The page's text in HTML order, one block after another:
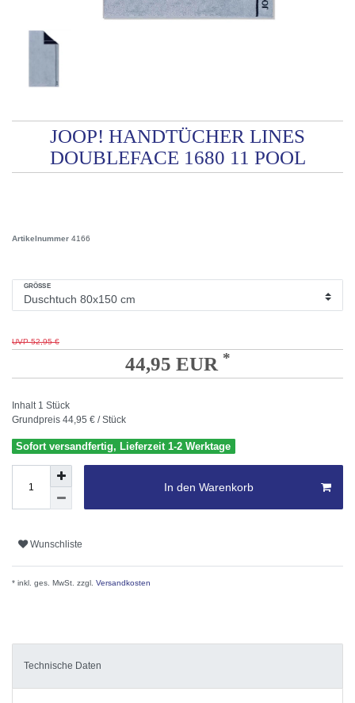
JOOP! HANDTÜCHER LINES
DOUBLEFACE 1680 11 POOL
Artikelnummer 4166
GRÖSSE
UVP 52,95 €
44,95 EUR *
Inhalt 1 Stück
Grundpreis 44,95 € / Stück
Sofort versandfertig, Lieferzeit 1-2 Werktage
In den Warenkorb
Wunschliste
* inkl. ges. MwSt. zzgl. Versandkosten
Technische Daten